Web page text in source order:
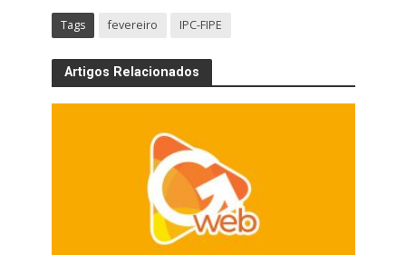
Tags fevereiro IPC-FIPE
Artigos Relacionados